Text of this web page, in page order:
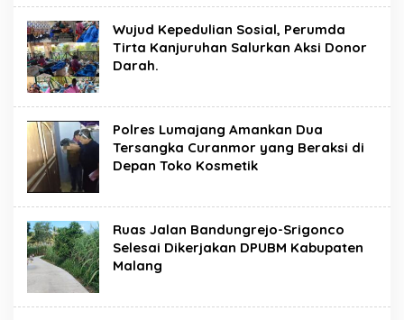
Wujud Kepedulian Sosial, Perumda
Tirta Kanjuruhan Salurkan Aksi Donor
Darah.
Polres Lumajang Amankan Dua
Tersangka Curanmor yang Beraksi di
Depan Toko Kosmetik
Ruas Jalan Bandungrejo-Srigonco
Selesai Dikerjakan DPUBM Kabupaten
Malang